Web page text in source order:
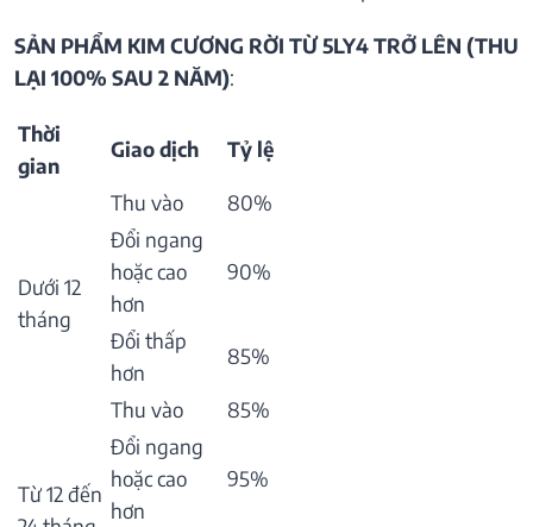
SẢN PHẨM KIM CƯƠNG RỜI TỪ 5LY4 TRỞ LÊN (THU
LẠI 100% SAU 2 NĂM):
Thời
gian
Giao dịch Tỷ lệ
Dưới 12
tháng
Thu vào
80%
Đổi ngang
hoặc cao
hơn
90%
Đổi thấp
hơn
85%
Từ 12 đến
Thu vào
85%
Đổi ngang
hoặc cao
hơn
95%